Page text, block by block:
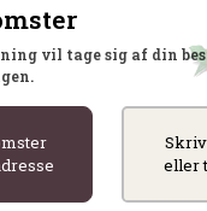
vil tage sig af din
eller